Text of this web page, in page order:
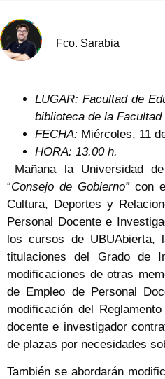
Fco. Sarabia
LUGAR: Facultad de
biblioteca de la Facultad
FECHA: Miércoles, 11
HORA: 13.00 h.
Mañana la Universidad
“Consejo de Gobierno” con
Cultura, Deportes y
Personal Docente e
los cursos de UBUAbierta,
titulaciones del Grado de
modificaciones de otras
de Empleo de Personal
modificación del
docente e investigador
de plazas por necesidades
También se abordarán